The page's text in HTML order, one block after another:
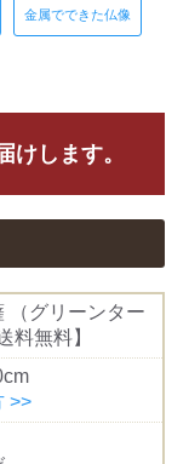
金属でできた仏像
けします。
（グリーンター
料無料】
>>